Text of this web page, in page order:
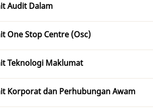
Audit Dalam
One Stop Centre (Osc)
Teknologi Maklumat
Korporat dan Perhubungan Awam